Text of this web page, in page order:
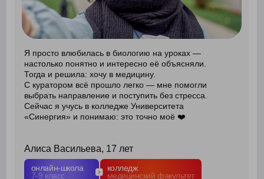
онлайн-школа
5-11 класс
университет
юридический факультет
узнать больше об экосистеме